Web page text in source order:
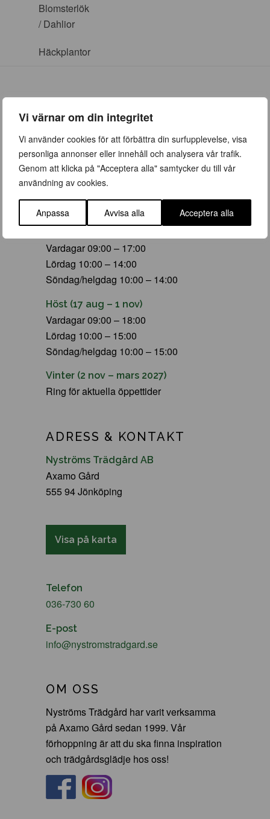
Vi värnar om din integritet
Vi använder cookies för att förbättra din surfupplevelse, visa
personliga annonser eller innehåll och analysera vår trafik.
Genom att klicka på "Acceptera alla" samtycker du till vår
användning av cookies.
Anpassa Avvisa alla Acceptera alla
Blomsterlök
/ Dahlior
Häckplantor
ÖPPETTIDER
Vår (23 mars – 28 juni)
Vardagar 09:00 – 19:00
Lördag 10:00 – 16:00
Söndag/helgdag 10:00 – 16:00
Vardagar 09:00 – 17:00
Lördag 10:00 – 14:00
Söndag/helgdag 10:00 – 14:00
Höst (17 aug – 1 nov)
Vardagar 09:00 – 18:00
Lördag 10:00 – 15:00
Söndag/helgdag 10:00 – 15:00
Vinter (2 nov – mars 2027)
Ring för aktuella öppettider
ADRESS & KONTAKT
Nyströms Trädgård AB
Axamo Gård
555 94 Jönköping
Visa på karta
Telefon
036-730 60
E-post
info@nystromstradgard.se
OM OSS
Nyströms Trädgård har varit verksamma
på Axamo Gård sedan 1999. Vår
förhoppning är att du ska finna inspiration
och trädgårdsglädje hos oss!